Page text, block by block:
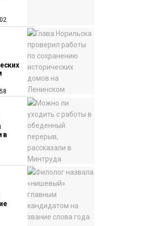
и тысячи
появятся по
городу
шеф-
Федерико
изучает
и прошлое
ФК «Норильск»
Антошкин
сборной России
золото в
турнире
в